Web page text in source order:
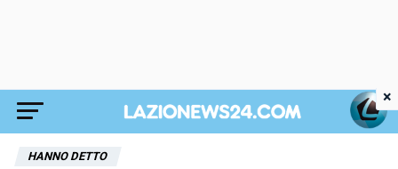
HANNO DETTO
×